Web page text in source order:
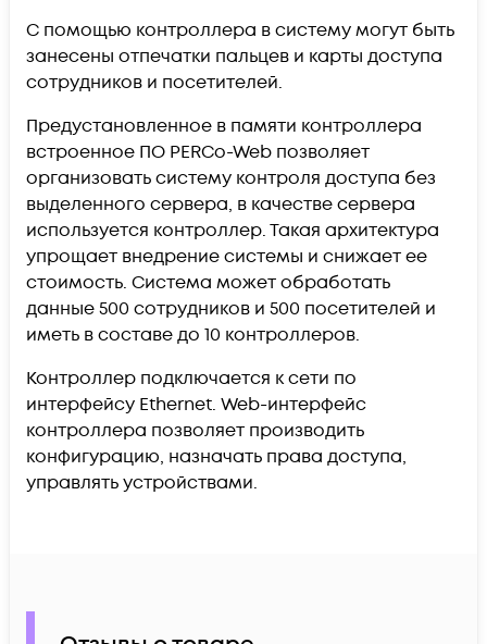
C помощью контроллера в систему могут быть
занесены отпечатки пальцев и карты доступа
сотрудников и посетителей.
Предустановленное в памяти контроллера
встроенное ПО PERCo-Web позволяет
организовать систему контроля доступа без
выделенного сервера, в качестве сервера
используется контроллер. Такая архитектура
упрощает внедрение системы и снижает ее
стоимость. Система может обработать
данные 500 сотрудников и 500 посетителей и
иметь в составе до 10 контроллеров.
Контроллер подключается к сети по
интерфейсу Ethernet. Web-интерфейс
контроллера позволяет производить
конфигурацию, назначать права доступа,
управлять устройствами.